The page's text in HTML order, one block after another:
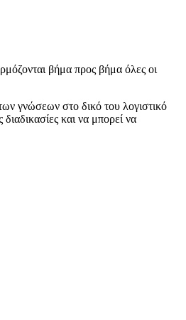
βήμα προς βήμα όλες οι
γνώσεων στο δικό του λογιστικό
και να μπορεί να